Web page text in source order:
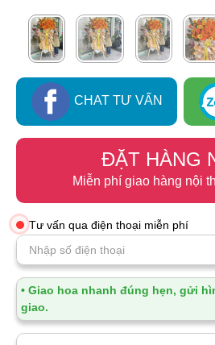
CHAT TƯ VẤN
ĐẶT HÀNG
Miễn phí giao hàng nội
Tư vấn qua điện thoại miễn phí
• Giao hoa nhanh đúng hẹn, gửi
giao.